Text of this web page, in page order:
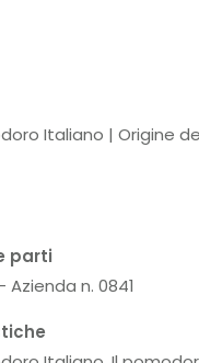
Italiano | Origine
parti
Azienda n. 0841